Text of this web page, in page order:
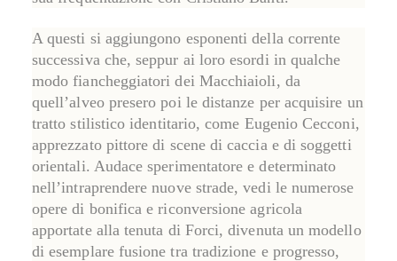
A questi si aggiungono esponenti della corrente
successiva che, seppur ai loro esordi in qualche
modo fiancheggiatori dei Macchiaioli, da
quell’alveo presero poi le distanze per acquisire un
tratto stilistico identitario, come Eugenio Cecconi,
apprezzato pittore di scene di caccia e di soggetti
orientali. Audace sperimentatore e determinato
nell’intraprendere nuove strade, vedi le numerose
opere di bonifica e riconversione agricola
apportate alla tenuta di Forci, divenuta un modello
di esemplare fusione tra tradizione e progresso,